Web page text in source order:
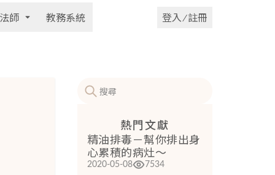
師 教務系統 登入 ⁄ 註冊
熱門文獻
精油排毒－幫你排出身
心累積的病灶～
2020-05-08 7534